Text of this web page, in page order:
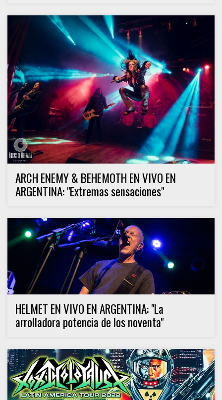
ARCH ENEMY & BEHEMOTH EN VIVO EN
ARGENTINA: "Extremas sensaciones"
HELMET EN VIVO EN ARGENTINA: "La
arrolladora potencia de los noventa"